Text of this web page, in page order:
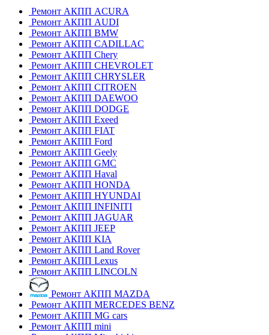
Ремонт АКПП ACURA
Ремонт АКПП AUDI
Ремонт АКПП BMW
Ремонт АКПП CADILLAC
Ремонт АКПП Chery
Ремонт АКПП CHEVROLET
Ремонт АКПП CHRYSLER
Ремонт АКПП CITROEN
Ремонт АКПП DAEWOO
Ремонт АКПП DODGE
Ремонт АКПП Exeed
Ремонт АКПП FIAT
Ремонт АКПП Ford
Ремонт АКПП Geely
Ремонт АКПП GMC
Ремонт АКПП Haval
Ремонт АКПП HONDA
Ремонт АКПП HYUNDAI
Ремонт АКПП INFINITI
Ремонт АКПП JAGUAR
Ремонт АКПП JEEP
Ремонт АКПП KIA
Ремонт АКПП Land Rover
Ремонт АКПП Lexus
Ремонт АКПП LINCOLN
Ремонт АКПП MAZDA
Ремонт АКПП MERCEDES BENZ
Ремонт АКПП MG cars
Ремонт АКПП mini